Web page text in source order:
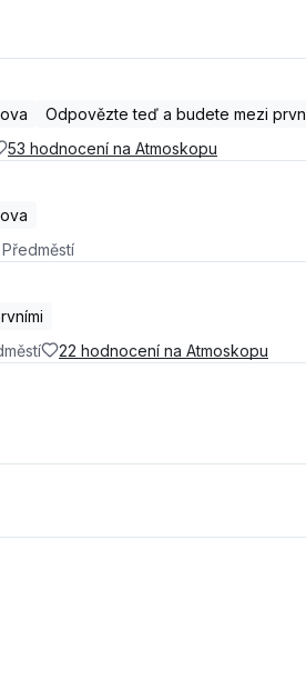
Odpovězte teď a budete mezi
53 hodnocení na Atmoskopu
22 hodnocení na Atmoskopu